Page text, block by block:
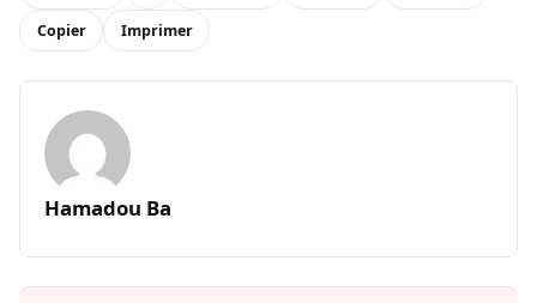
Copier Imprimer
Hamadou Ba